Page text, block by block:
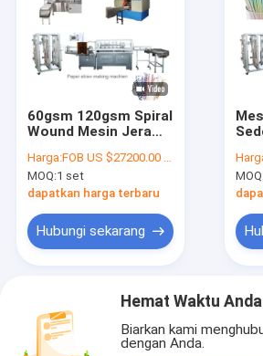
60gsm 120gsm Spiral
Wound Mesin Jerami
Untuk Minum
Harga:FOB US $27200.00 - 27300.00 / Set
MOQ:1 set
dapatkan harga terbaru
Hubungi sekarang
Hemat Waktu Anda
Biarkan kami
dengan Anda.